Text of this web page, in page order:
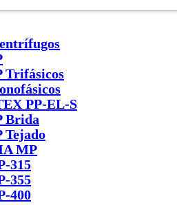
Trifásicos
PP-EL-S
Brida
Tejado
MP
315
355
400